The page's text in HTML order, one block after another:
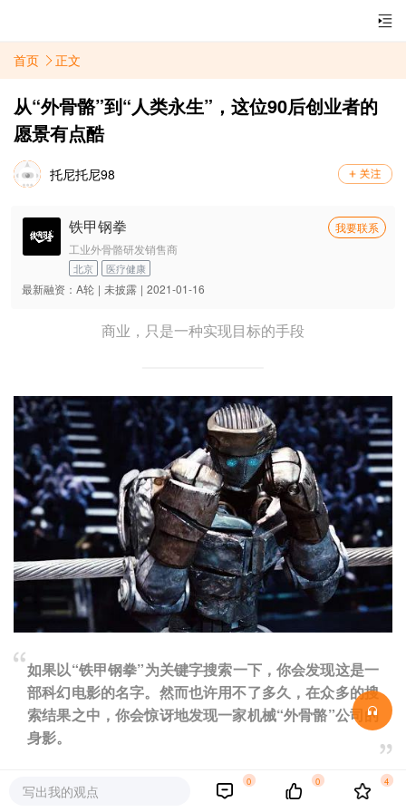
首页 正文
从“外骨骼”到“人类永生”，这位90后创业者的
愿景有点酷
托尼托尼98
铁甲钢拳
我要联系
工业外骨骼研发销售商
北京 医疗健康
最新融资： A轮 | 未披露 | 2021-01-16
商业，只是一种实现目标的手段
如果以“铁甲钢拳”为关键字搜索一下，你会发现这是一
部科幻电影的名字。然而也许用不了多久，在众多的搜
索结果之中，你会惊讶地发现一家机械“外骨骼”公司的
身影。
外骨骼，又称动力装甲或动力服，是一种由外骨骼模样的框
写出我的观点
0 0 4